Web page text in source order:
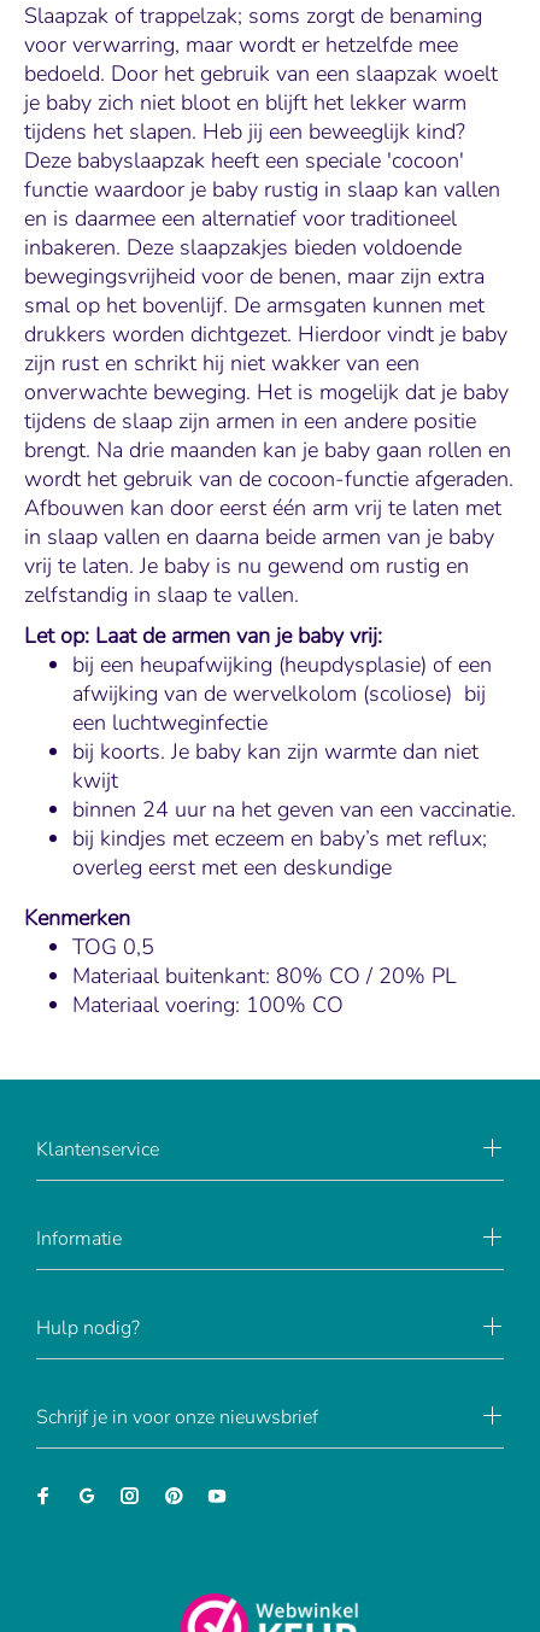
Slaapzak of trappelzak; soms zorgt de benaming
voor verwarring, maar wordt er hetzelfde mee
bedoeld. Door het gebruik van een slaapzak woelt
je baby zich niet bloot en blijft het lekker warm
tijdens het slapen. Heb jij een beweeglijk kind?
Deze babyslaapzak heeft een speciale 'cocoon'
functie waardoor je baby rustig in slaap kan vallen
en is daarmee een alternatief voor traditioneel
inbakeren. Deze slaapzakjes bieden voldoende
bewegingsvrijheid voor de benen, maar zijn extra
smal op het bovenlijf. De armsgaten kunnen met
drukkers worden dichtgezet. Hierdoor vindt je baby
zijn rust en schrikt hij niet wakker van een
onverwachte beweging. Het is mogelijk dat je baby
tijdens de slaap zijn armen in een andere positie
brengt. Na drie maanden kan je baby gaan rollen en
wordt het gebruik van de cocoon-functie afgeraden.
Afbouwen kan door eerst één arm vrij te laten met
in slaap vallen en daarna beide armen van je baby
vrij te laten. Je baby is nu gewend om rustig en
zelfstandig in slaap te vallen.
Let op: Laat de armen van je baby vrij:
bij een heupafwijking (heupdysplasie) of een
afwijking van de wervelkolom (scoliose) bij
een luchtweginfectie
bij koorts. Je baby kan zijn warmte dan niet
kwijt
binnen 24 uur na het geven van een vaccinatie.
bij kindjes met eczeem en baby’s met reflux;
overleg eerst met een deskundige
Kenmerken
TOG 0,5
Materiaal buitenkant: 80% CO / 20% PL
Materiaal voering: 100% CO
Schrijf je in voor onze nieuwsbrief
Klantenservice
Informatie
Hulp nodig?